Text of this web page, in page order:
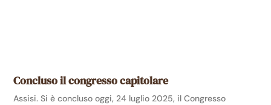
Concluso il congresso capitolare
Assisi. Si è concluso oggi, 24 luglio 2025, il Congresso